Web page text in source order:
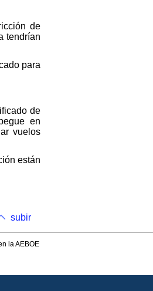
de
tendrían
para
de
en
vuelos
están
subir
la AEBOE